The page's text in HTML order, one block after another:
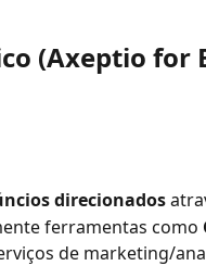
(Axeptio for
direcionados
ferramentas como
de marketing/